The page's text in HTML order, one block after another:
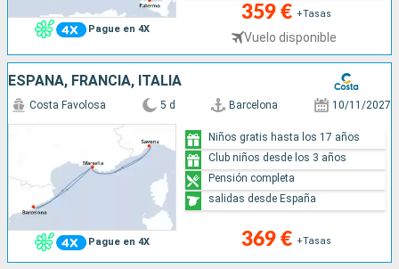
Pague en 4X
359 € +Tasas
Vuelo disponible
ESPAÑA, FRANCIA, ITALIA
Pague en 4X
Costa Favolosa 5 d Barcelona 10/11/2027
369 € +Tasas
Niños gratis hasta los 17 años
Club niños desde los 3 años
Pensión completa
salidas desde España